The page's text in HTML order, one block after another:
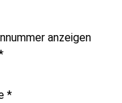
anzeigen
*